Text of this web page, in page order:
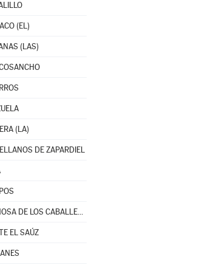
(EL)
(LAS)
(LA)
DE ZAPARDIEL
ESPINOSA DE LOS CABALLEROS
EL SAÚZ